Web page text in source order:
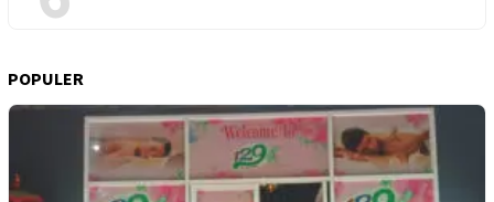
POPULER